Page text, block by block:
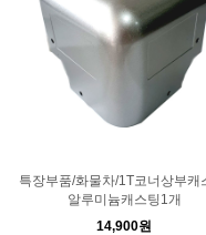
특장부품/화물차/1T코너상부캐
알루미늄캐스팅1개
14,900원